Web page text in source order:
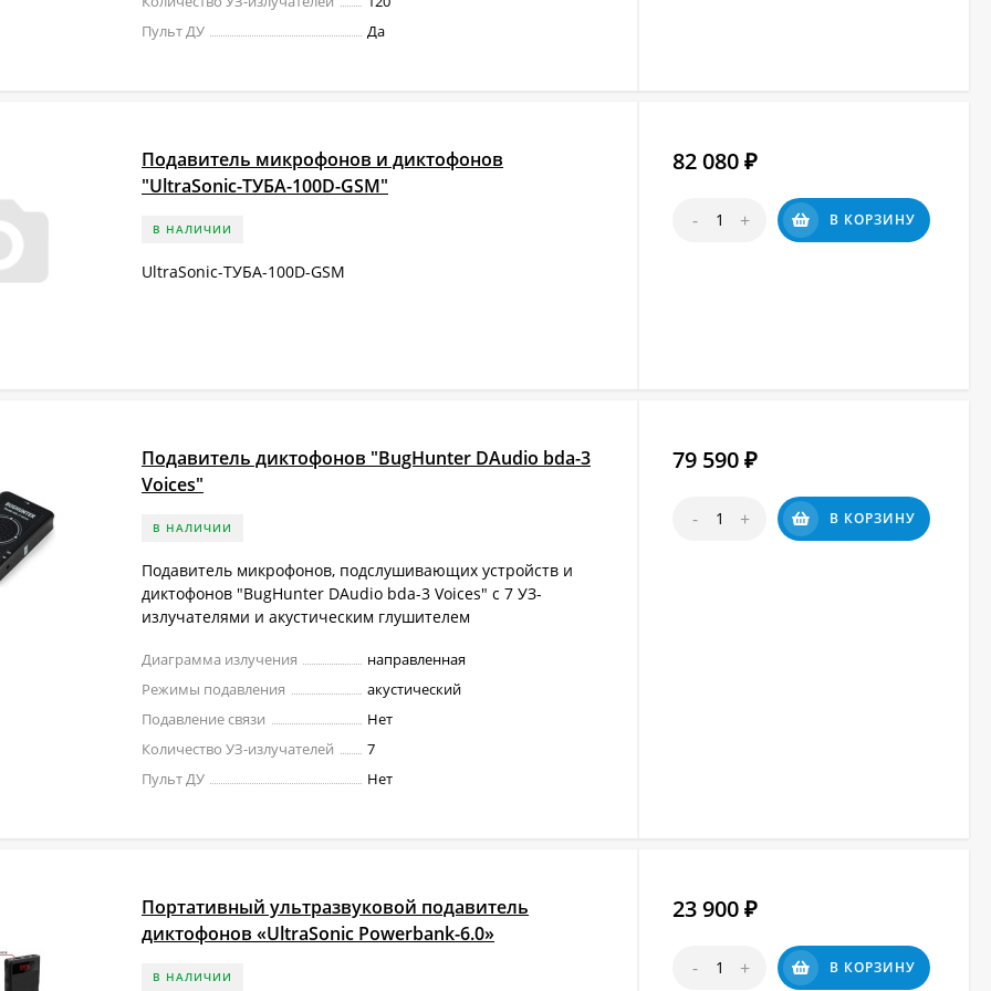
Пульт ДУ
Да
Подавитель микрофонов и диктофонов
"UltraSonic-ТУБА-100D-GSM"
В НАЛИЧИИ
UltraSonic-ТУБА-100D-GSM
82 080 ₽
- + В КОРЗИНУ
Подавитель диктофонов "BugHunter DAudio bda-3
Voices"
В НАЛИЧИИ
Подавитель микрофонов, подслушивающих устройств и
диктофонов "BugHunter DAudio bda-3 Voices" с 7 УЗ-
излучателями и акустическим глушителем
Диаграмма излучения
направленная
Режимы подавления
акустический
Подавление связи
Нет
Количество УЗ-излучателей
7
Пульт ДУ
Нет
79 590 ₽
- + В КОРЗИНУ
Портативный ультразвуковой подавитель
диктофонов «UltraSonic Powerbank-6.0»
В НАЛИЧИИ
23 900 ₽
- + В КОРЗИНУ